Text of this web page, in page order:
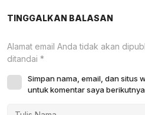
TINGGALKAN BALASAN
Alamat email Anda tidak akan
ditandai *
Simpan nama, email, dan situs
untuk komentar saya